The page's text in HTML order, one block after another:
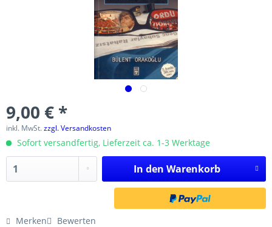
9,00 € *
inkl. MwSt.zzgl. Versandkosten
Sofort versandfertig, Lieferzeit ca. 1-3 Werktage
In den Warenkorb
Merken Bewerten